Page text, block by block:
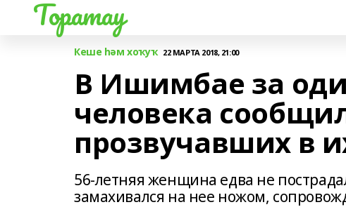
Торатау
Кеше һәм хоҡуҡ 22 МАРТА 2018, 21:00
В Ишимбае за
человека
прозвучавших в
56-летняя женщина едва не
замахивался на нее ножом,